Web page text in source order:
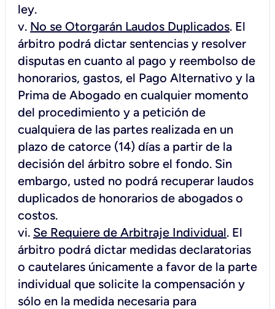
ley.
v. No se Otorgarán Laudos Duplicados. El
árbitro podrá dictar sentencias y resolver
disputas en cuanto al pago y reembolso de
honorarios, gastos, el Pago Alternativo y la
Prima de Abogado en cualquier momento
del procedimiento y a petición de
cualquiera de las partes realizada en un
plazo de catorce (14) días a partir de la
decisión del árbitro sobre el fondo. Sin
embargo, usted no podrá recuperar laudos
duplicados de honorarios de abogados o
costos.
vi. Se Requiere de Arbitraje Individual. El
árbitro podrá dictar medidas declaratorias
o cautelares únicamente a favor de la parte
individual que solicite la compensación y
sólo en la medida necesaria para